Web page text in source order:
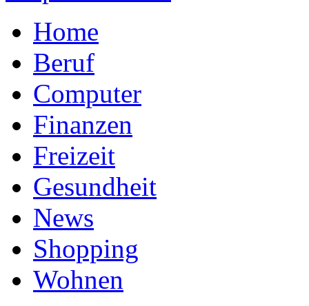
Home
Beruf
Computer
Finanzen
Freizeit
Gesundheit
News
Shopping
Wohnen